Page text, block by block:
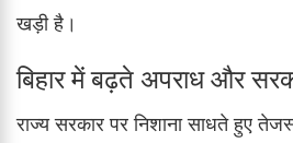
खड़ी है।
बिहार में बढ़ते अपराध और
राज्य सरकार पर निशाना साधते हुए